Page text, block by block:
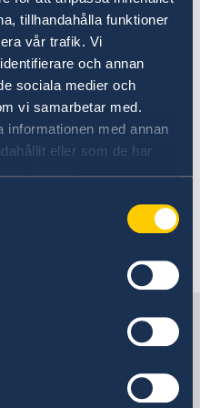
tillhandahålla funktioner
vår trafik. Vi
och annan
sociala medier och
vi samarbetar med.
informationen med annan
eller som de har
tjänster.
Resklar
Play
och X